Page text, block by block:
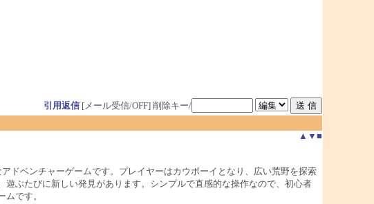
引用返信[メール受信/OFF] 削除キー/
▲ ▼ ■
ドベンチャーゲームです。プレイヤーはカウボーイとなり、広い荒野を探索
ぶたびに新しい発見があります。シンプルで直感的な操作なので、初心者
です。